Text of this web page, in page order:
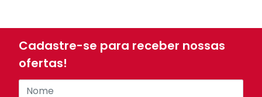
Cadastre-se para receber nossas
ofertas!